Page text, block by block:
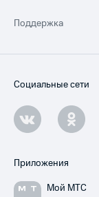
Поддержка
Социальные сети
Приложения
Мой МТС